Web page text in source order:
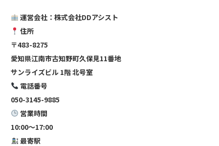
運営会社：株式会社DDアシスト
住所
〒483-8275
愛知県江南市古知野町久保見11番地
サンライズビル 1階 北号室
電話番号
050-3145-9885
営業時間
10:00～17:00
最寄駅